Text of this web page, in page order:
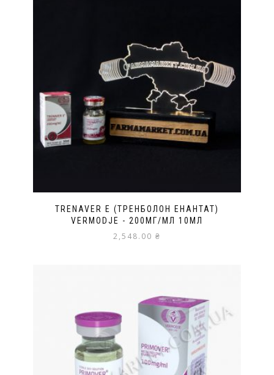
TRENAVER E (ТРЕНБОЛОН ЕНАНТАТ)
VERMODJE - 200МГ/МЛ 10МЛ
2,548.00 ₴